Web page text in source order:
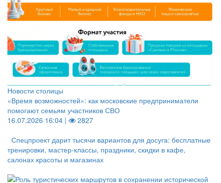
Новости столицы
«Время возможностей»: как московские предприниматели
помогают семьям участников СВО
16.07.2026 16:04 |
2827
Спецпроект дарит тысячи вариантов для досуга: бесплатные
тренировки, мастер-классы, праздники, скидки в кафе,
салонах красоты и магазинах